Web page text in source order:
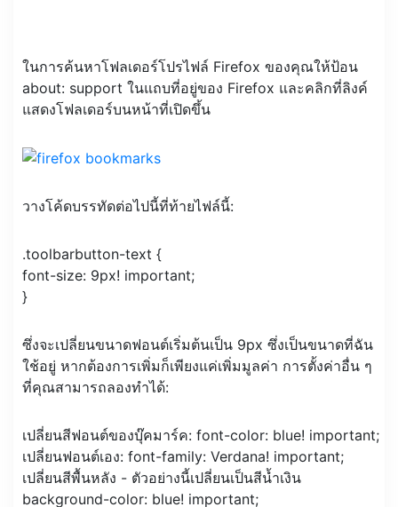
ในการค้นหาโฟลเดอร์โปรไฟล์ Firefox ของคุณให้ป้อน
about: support ในแถบที่อยู่ของ Firefox และคลิกที่ลิงค์
แสดงโฟลเดอร์บนหน้าที่เปิดขึ้น
วางโค้ดบรรทัดต่อไปนี้ที่ท้ายไฟล์นี้:
.toolbarbutton-text {
font-size: 9px! important;
}
ซึ่งจะเปลี่ยนขนาดฟอนต์เริ่มต้นเป็น 9px ซึ่งเป็นขนาดที่ฉัน
ใช้อยู่ หากต้องการเพิ่มก็เพียงแค่เพิ่มมูลค่า การตั้งค่าอื่น ๆ
ที่คุณสามารถลองทำได้:
เปลี่ยนสีฟอนต์ของบุ๊คมาร์ค: font-color: blue! important;
เปลี่ยนฟอนต์เอง: font-family: Verdana! important;
เปลี่ยนสีพื้นหลัง - ตัวอย่างนี้เปลี่ยนเป็นสีน้ำเงิน
background-color: blue! important;